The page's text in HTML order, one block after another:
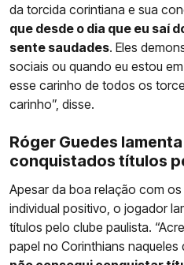
da torcida corintiana e sua
que desde o dia que eu saí
sente saudades. Eles
sociais ou quando eu estou
esse carinho de todos os
carinho”, disse.
Róger Guedes
conquistados títulos
Apesar da boa relação com
individual positivo, o jogador
títulos pelo clube paulista.
papel no Corinthians naqueles